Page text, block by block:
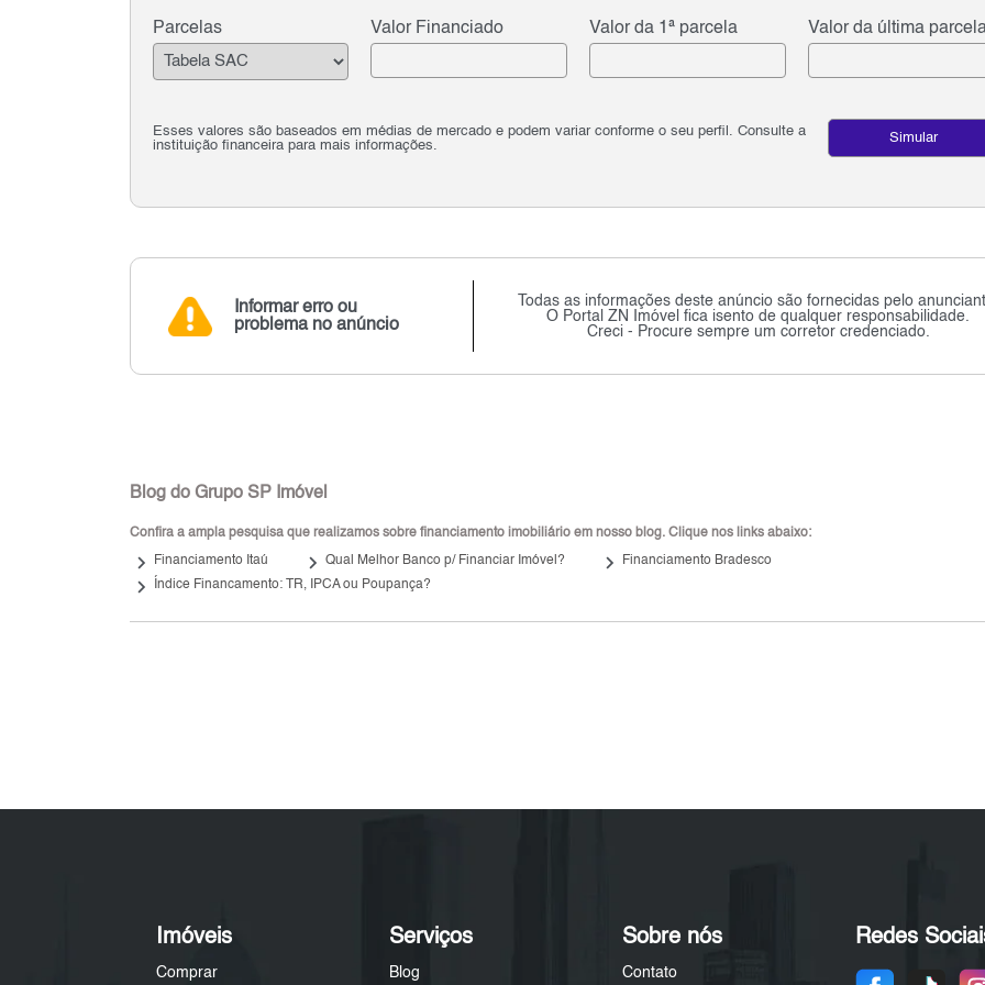
Parcelas Valor Financiado Valor da 1ª parcela Valor da última
Esses valores são baseados em médias de mercado e podem variar conforme o seu perfil. Consulte a
instituição financeira para mais informações.
Simular
Informar erro ou
problema no anúncio
Todas as informações deste anúncio são fornecidas pelo
O Portal ZN Imóvel fica isento de qualquer responsabilidade.
Creci - Procure sempre um corretor credenciado.
Blog do Grupo SP Imóvel
Confira a ampla pesquisa que realizamos sobre financiamento imobiliário em nosso blog. Clique nos links abaixo:
keyboard_arrow_right Financiamento Itaú keyboard_arrow_right Qual Melhor Banco p/ Financiar Imóvel? keyboard_arrow_right Financiamento Bradesco
keyboard_arrow_right Índice Financamento: TR, IPCA ou Poupança?
Imóveis
Comprar
Serviços
Blog
Sobre nós
Contato
Redes